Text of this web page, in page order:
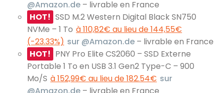
@Amazon.de – livrable en France
HOT! SSD M.2 Western Digital Black SN750
NVMe – 1 To à 110,82€ au lieu de 144,55€
(-23.33%) sur @Amazon.de – livrable en France
HOT! PNY Pro Elite CS2060 – SSD Externe
Portable 1 To en USB 3.1 Gen2 Type-C – 900
Mo/S à 152,99€ au lieu de 182.54€ sur